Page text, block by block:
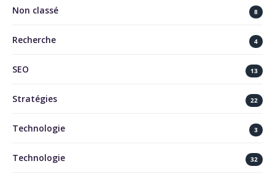
Non classé 8
Recherche 4
SEO 13
Stratégies 22
Technologie 3
Technologie 32